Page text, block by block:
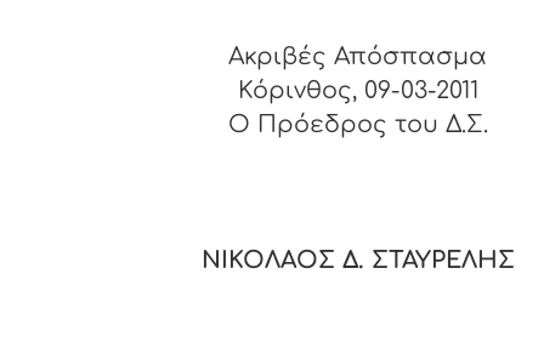
Ακριβές Απόσπασμα
Κόρινθος, 09-03-2011
O Πρόεδρος του Δ.Σ.
ΝΙΚΟΛΑΟΣ Δ. ΣΤΑΥΡΕΛΗΣ